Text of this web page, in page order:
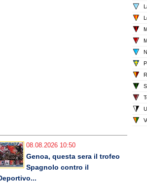
08.08.2026 10:50
Genoa, questa sera il trofeo
Spagnolo contro il